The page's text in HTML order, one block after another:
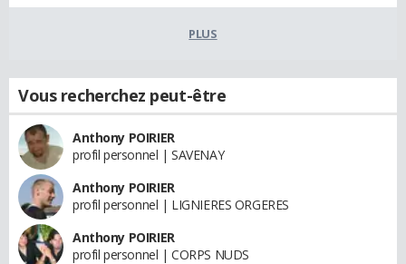
PLUS
Vous recherchez peut-être
Anthony POIRIER
profil personnel | SAVENAY
Anthony POIRIER
profil personnel | LIGNIERES ORGERES
Anthony POIRIER
profil personnel | CORPS NUDS